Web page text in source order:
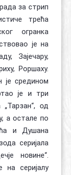
за стрип
трећа
огранка
је на
Зајечару,
Роршаху.
је средином
је и три
„Тарзан“, од
а остале по
и Душана
серијала
новине“.
на серијалу